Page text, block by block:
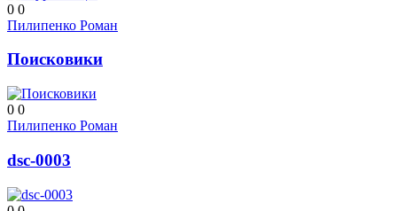
0 0
Пилипенко Роман
Поисковики
0 0
Пилипенко Роман
dsc-0003